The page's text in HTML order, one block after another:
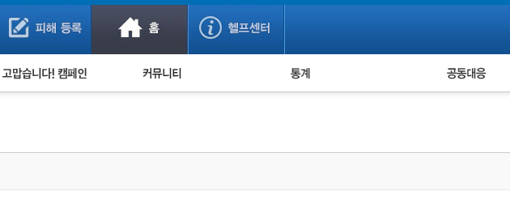
사기 예방했어요! 누적 피해사례 통계 피해자 공동대응